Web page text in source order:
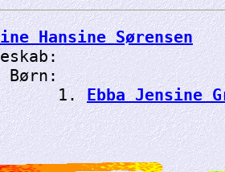
Hansine Sørensen
Børn:
1.
Ebba Jensine